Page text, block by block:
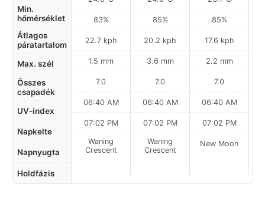
Min.
hőmérséklet
Átlagos
páratartalom
Max. szél
Összes
csapadék
UV-index
Napkelte
Napnyugta
Holdfázis
83%
22.7 kph
1.5 mm
7.0
06:40 AM
07:02 PM
Waning
Crescent
85%
20.2 kph
3.6 mm
7.0
06:40 AM
07:02 PM
Waning
Crescent
85%
17.6 kph
2.2 mm
7.0
06:40 AM
07:02 PM
New Moon